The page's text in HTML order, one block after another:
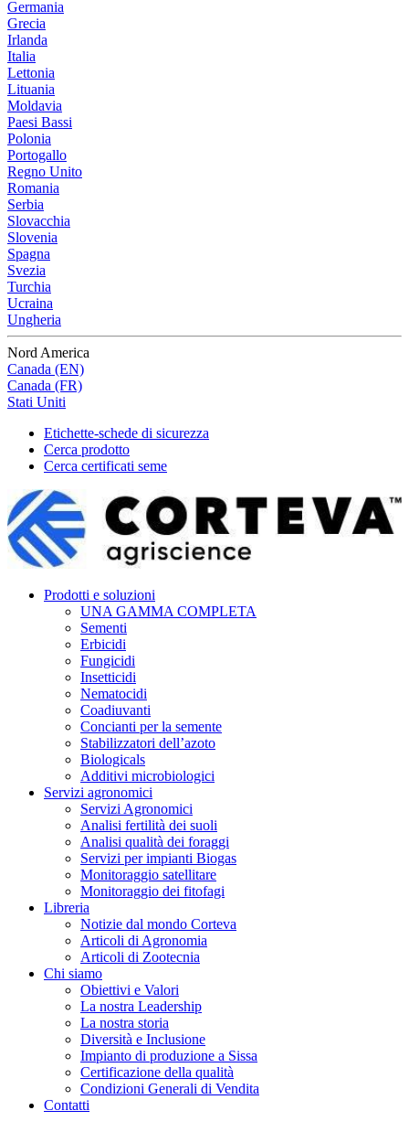
Germania
Grecia
Irlanda
Italia
Lettonia
Lituania
Moldavia
Paesi Bassi
Polonia
Portogallo
Regno Unito
Romania
Serbia
Slovacchia
Slovenia
Spagna
Svezia
Turchia
Ucraina
Ungheria
Nord America
Canada (EN)
Canada (FR)
Stati Uniti
Etichette-schede di sicurezza
Cerca prodotto
Cerca certificati seme
Prodotti e soluzioni
UNA GAMMA COMPLETA
Sementi
Erbicidi
Fungicidi
Insetticidi
Nematocidi
Coadiuvanti
Concianti per la semente
Stabilizzatori dell’azoto
Biologicals
Additivi microbiologici
Servizi agronomici
Servizi Agronomici
Analisi fertilità dei suoli
Analisi qualità dei foraggi
Servizi per impianti Biogas
Monitoraggio satellitare
Monitoraggio dei fitofagi
Libreria
Notizie dal mondo Corteva
Articoli di Agronomia
Articoli di Zootecnia
Chi siamo
Obiettivi e Valori
La nostra Leadership
La nostra storia
Diversità e Inclusione
Impianto di produzione a Sissa
Certificazione della qualità
Condizioni Generali di Vendita
Contatti